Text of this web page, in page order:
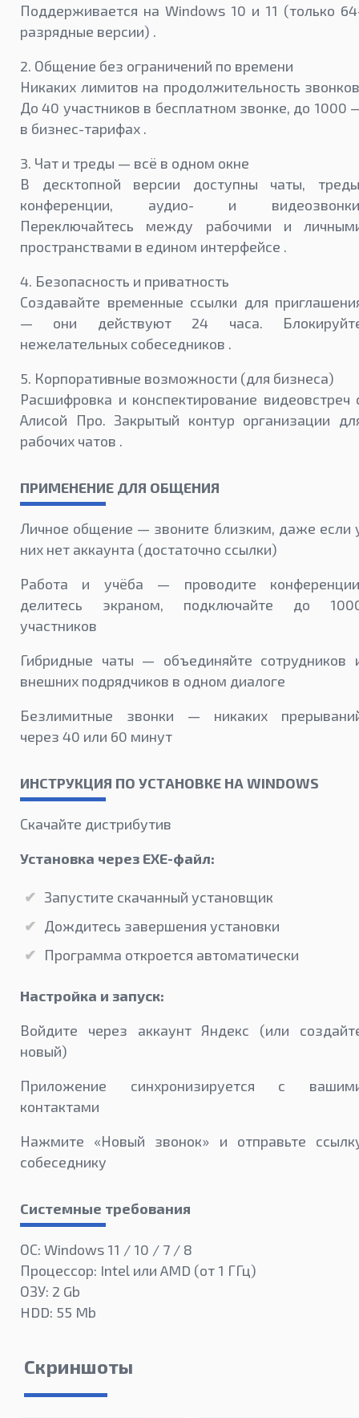
Поддерживается на Windows 10 и 11 (только
разрядные версии) .
2. Общение без ограничений по времени
Никаких лимитов на продолжительность
До 40 участников в бесплатном звонке, до 1000
в бизнес-тарифах .
3. Чат и треды — всё в одном окне
В десктопной версии доступны чаты,
конференции, аудио- и
Переключайтесь между рабочими и
пространствами в едином интерфейсе .
4. Безопасность и приватность
Создавайте временные ссылки для
— они действуют 24 часа.
нежелательных собеседников .
5. Корпоративные возможности (для бизнеса)
Расшифровка и конспектирование видеовстреч
Алисой Про. Закрытый контур организации
рабочих чатов .
ПРИМЕНЕНИЕ ДЛЯ ОБЩЕНИЯ
Личное общение — звоните близким, даже если
них нет аккаунта (достаточно ссылки)
Работа и учёба — проводите
делитесь экраном, подключайте до
участников
Гибридные чаты — объединяйте сотрудников
внешних подрядчиков в одном диалоге
Безлимитные звонки — никаких
через 40 или 60 минут
ИНСТРУКЦИЯ ПО УСТАНОВКЕ НА WINDOWS
Скачайте дистрибутив
Установка через EXE-файл:
Запустите скачанный установщик
Дождитесь завершения установки
Программа откроется автоматически
Настройка и запуск:
Войдите через аккаунт Яндекс (или
новый)
Приложение синхронизируется с
контактами
Нажмите «Новый звонок» и отправьте
собеседнику
Системные требования
ОС: Windows 11 / 10 / 7 / 8
Процессор: Intel или AMD (от 1 ГГц)
ОЗУ: 2 Gb
HDD: 55 Mb
Скриншоты